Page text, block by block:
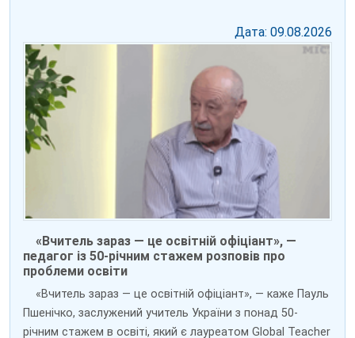
Дата: 09.08.2026
«Вчитель зараз — це освітній офіціант», —
педагог із 50-річним стажем розповів про
проблеми освіти
«Вчитель зараз — це освітній офіціант», — каже Пауль
Пшенічко, заслужений учитель України з понад 50-
річним стажем в освіті, який є лауреатом Global Teacher